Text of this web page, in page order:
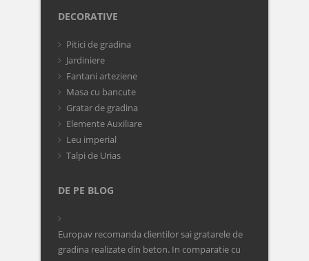
DECORATIVE
Pitici de gradina
Jardiniere
Fantani arteziene
Masa cu bancute
Gratar de gradina
Elemente Auxiliare
Leu imperial
Talpi de Urias
DE PE BLOG
Europav recomanda clientilor sai gratarele de
gradina realizate din beton. In comparatie cu